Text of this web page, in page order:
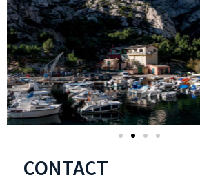
CONTACT